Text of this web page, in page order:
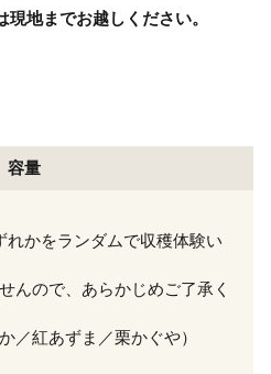
地までお越しください。
容量
かをランダムで収穫体験い
んので、あらかじめご了承く
／紅あずま／栗かぐや）